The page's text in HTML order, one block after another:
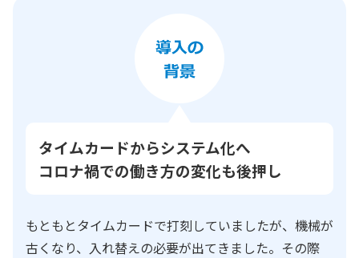
タイムカードからシステム化へ
コロナ禍での働き方の変化も後押し
もともとタイムカードで打刻していましたが、機械が
古くなり、入れ替えの必要が出てきました。その際